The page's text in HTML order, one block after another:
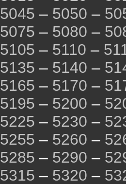
5045 – 5050 –
5075 – 5080 –
5105 – 5110 –
5135 – 5140 –
5165 – 5170 –
5195 – 5200 –
5225 – 5230 –
5255 – 5260 –
5285 – 5290 –
5315 – 5320 –